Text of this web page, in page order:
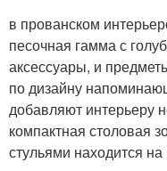
в прованском
песочная гамма с
аксессуары, и
по дизайну
добавляют интерьеру
компактная столовая
стульями находится на